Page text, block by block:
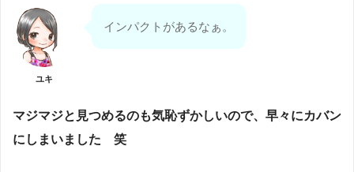
ユキ
インパクトがあるなぁ。
マジマジと見つめるのも気恥ずかしいので、早々にカバン
にしまいました 笑